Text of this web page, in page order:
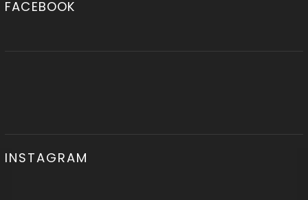
FACEBOOK
INSTAGRAM